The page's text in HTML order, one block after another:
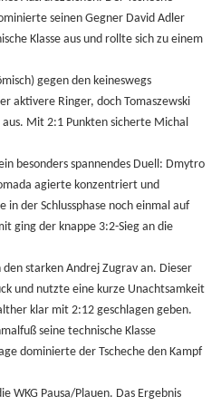
seinen Gegner David Adler
Klasse aus und rollte sich zu einem
gegen den keineswegs
aktivere Ringer, doch Tomaszewski
Mit 2:1 Punkten sicherte Michal
besonders spannendes Duell: Dmytro
agierte konzentriert und
der Schlussphase noch einmal auf
ging der knappe 3:2-Sieg an die
starken Andrej Zugrav an. Dieser
und nutzte eine kurze Unachtsamkeit
klar mit 2:12 geschlagen geben.
seine technische Klasse
dominierte der Tscheche den Kampf
WKG Pausa/Plauen. Das Ergebnis